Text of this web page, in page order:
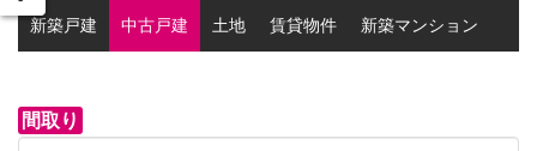
新築戸建 中古戸建 土地 賃貸物件 新築マンション
間取り